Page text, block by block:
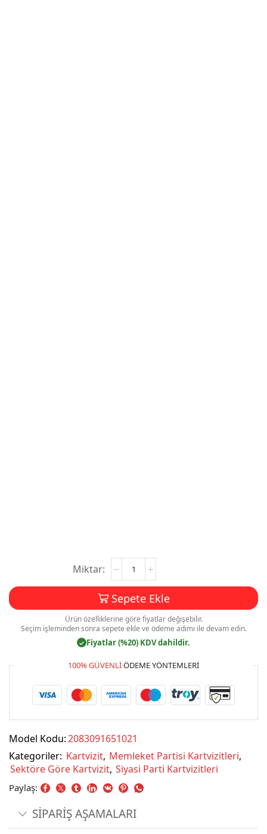
Memleket
Partisi
Kartvizit
Baskı
Mdl:V0114
adet
Sepete Ekle
Ürün özelliklerine göre fiyatlar değişebilir.
Seçim işleminden sonra sepete ekle ve ödeme adımı ile devam edin.
✓ Fiyatlar (%20) KDV dahildir.
100% GÜVENLIÖDEME YÖNTEMLERI
Model Kodu:2083091651021
Kategoriler: Kartvizit, Memleket Partisi Kartvizitleri,
Sektöre Göre Kartvizit, Siyasi Parti Kartvizitleri
Paylaş:
SİPARİŞ AŞAMALARI